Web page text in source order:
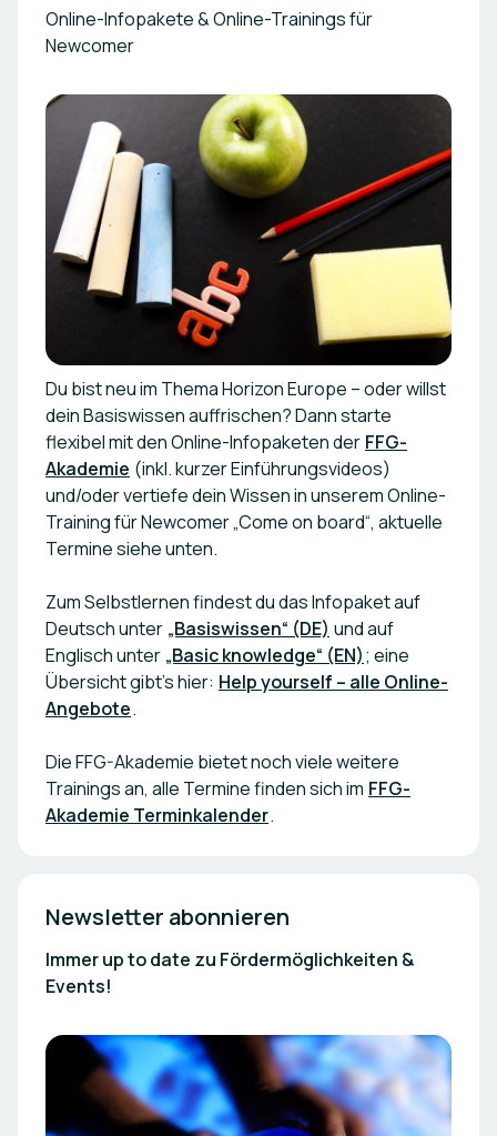
Online-Infopakete & Online-Trainings für
Newcomer
Du bist neu im Thema Horizon Europe – oder willst
dein Basiswissen auffrischen? Dann starte
flexibel mit den Online-Infopaketen der FFG-
Akademie (inkl. kurzer Einführungsvideos)
und/oder vertiefe dein Wissen in unserem Online-
Training für Newcomer „Come on board“, aktuelle
Termine siehe unten.
Zum Selbstlernen findest du das Infopaket auf
Deutsch unter „Basiswissen“ (DE) und auf
Englisch unter „Basic knowledge“ (EN); eine
Übersicht gibt’s hier: Help yourself – alle Online-
Angebote.
Die FFG-Akademie bietet noch viele weitere
Trainings an, alle Termine finden sich im FFG-
Akademie Terminkalender.
Newsletter abonnieren
Immer up to date zu Fördermöglichkeiten &
Events!